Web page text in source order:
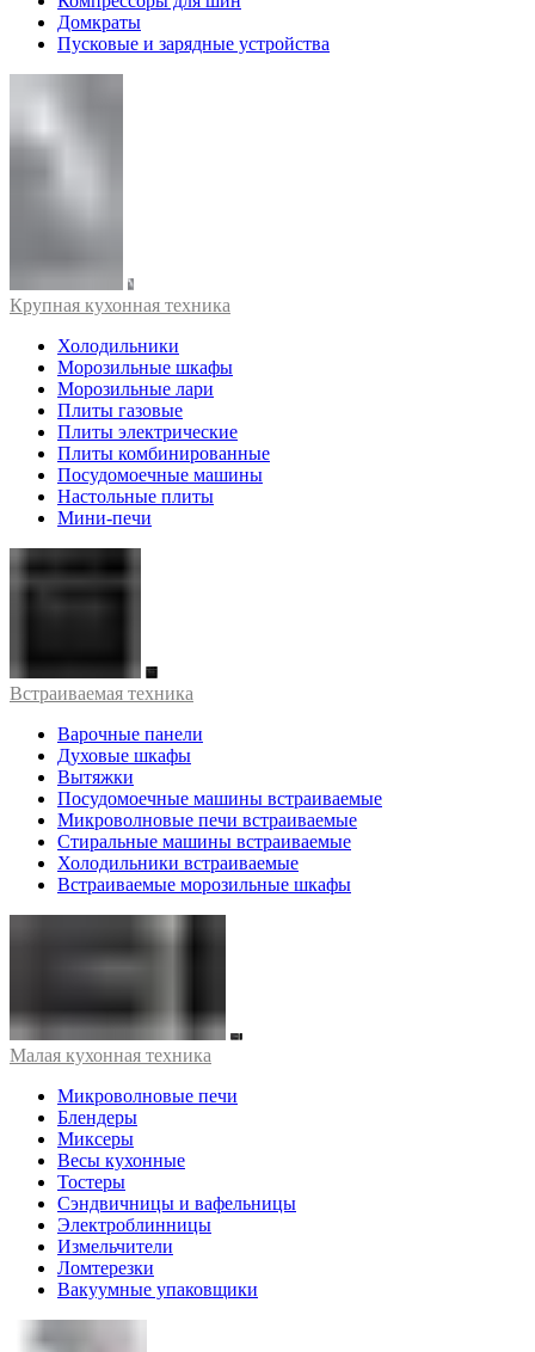
Домкраты
Пусковые и зарядные устройства
Крупная кухонная техника
Холодильники
Морозильные шкафы
Морозильные лари
Плиты газовые
Плиты электрические
Плиты комбинированные
Посудомоечные машины
Настольные плиты
Мини-печи
Встраиваемая техника
Варочные панели
Духовые шкафы
Вытяжки
Посудомоечные машины встраиваемые
Микроволновые печи встраиваемые
Стиральные машины встраиваемые
Холодильники встраиваемые
Встраиваемые морозильные шкафы
Малая кухонная техника
Микроволновые печи
Блендеры
Миксеры
Весы кухонные
Тостеры
Сэндвичницы и вафельницы
Электроблинницы
Измельчители
Ломтерезки
Вакуумные упаковщики